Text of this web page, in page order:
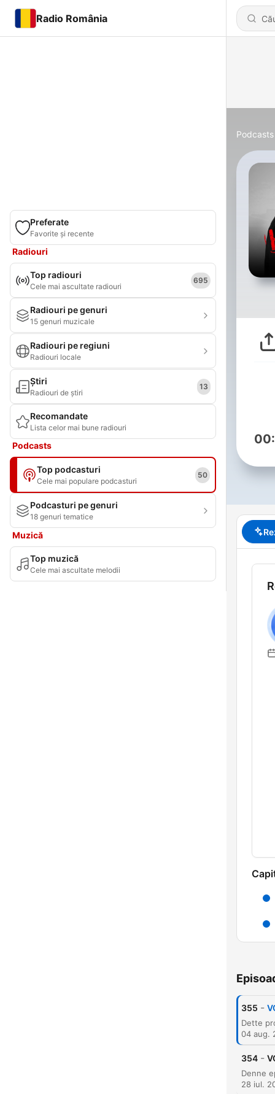
Radio România
Preferate
Favorite și recente
Radiouri
Top radiouri
Cele mai ascultate radiouri
695
Radiouri pe genuri
15 genuri muzicale
Radiouri pe regiuni
Radiouri locale
Știri
Radiouri de știri
13
Recomandate
Lista celor mai bune radiouri
Podcasts
Top podcasturi
Cele mai populare podcasturi
50
Podcasturi pe genuri
18 genuri tematice
Muzică
Top muzică
Cele mai ascultate melodii
Podcasts
355 -
04 aug.
354 -
28 iul.